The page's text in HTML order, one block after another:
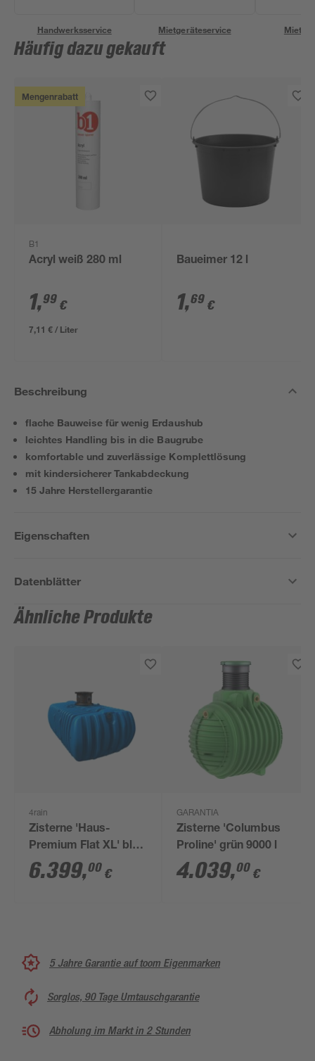
Handwerksservice Mietgeräteservice
Häufig dazu gekauft
Mengenrabatt
B1
Acryl weiß 280 ml
1,99 €
7,11 € / Liter
Baueimer 12 l
1,69 €
Beschreibung
flache Bauweise für wenig Erdaushub
leichtes Handling bis in die Baugrube
komfortable und zuverlässige Komplettlösung
mit kindersicherer Tankabdeckung
15 Jahre Herstellergarantie
Eigenschaften
Datenblätter
Ähnliche Produkte
4rain
Zisterne 'Haus-
Premium Flat XL' blau
14000 l
6.399,00 €
GARANTIA
Zisterne 'Columbus
Proline' grün 9000 l
4.039,00 €
5 Jahre Garantie auf toom Eigenmarken
Sorglos, 90 Tage Umtauschgarantie
Abholung im Markt in 2 Stunden